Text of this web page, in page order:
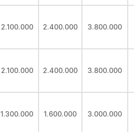
2.100.000 2.400.000 3.800.000
2.100.000 2.400.000 3.800.000
1.300.000 1.600.000 3.000.000